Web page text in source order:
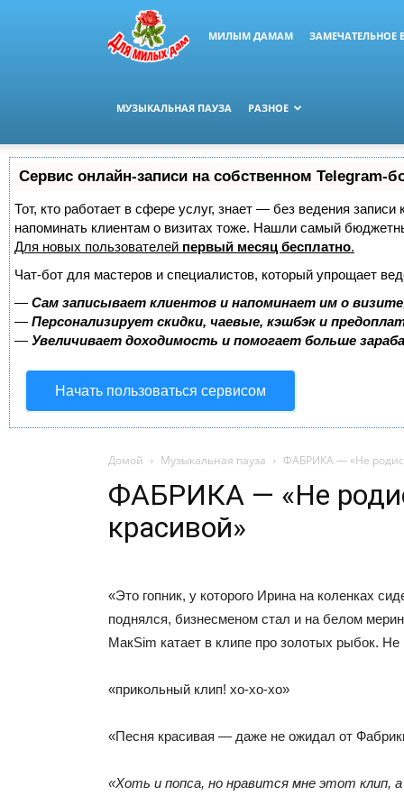
МИЛЫМ ДАМАМ ЗАМЕЧАТЕЛЬНОЕ
МУЗЫКАЛЬНАЯ ПАУЗА РАЗНОЕ
Сервис онлайн-записи на собственном Telegram-
Тот, кто работает в сфере услуг, знает — без ведения
напоминать клиентам о визитах тоже. Нашли самый
Для новых пользователей первый месяц бесплатно.
Чат-бот для мастеров и специалистов, который упрощает
— Сам записывает клиентов и напоминает им о
— Персонализирует скидки, чаевые, кэшбэк и
— Увеличивает доходимость и помогает больше
Начать пользоваться сервисом
Домой Музыкальная пауза ФАБРИКА — «Не
ФАБРИКА — «Не
красивой»
«Это гопник, у которого Ирина на коленках
поднялся, бизнесменом стал и на белом
МакSim катает в клипе про золотых рыбок. Не
«прикольный клип! хо-хо-хо»
«Песня красивая — даже не ожидал от
«Хоть и попса, но нравится мне этот клип, а